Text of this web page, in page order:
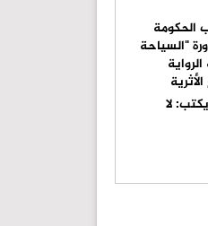
الحكومة
"السياحة
لا